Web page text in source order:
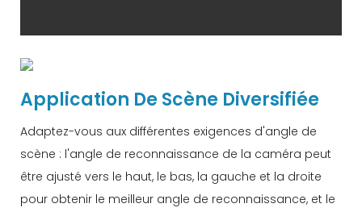
Application De Scène Diversifiée
Adaptez-vous aux différentes exigences d'angle de
scène : l'angle de reconnaissance de la caméra peut
être ajusté vers le haut, le bas, la gauche et la droite
pour obtenir le meilleur angle de reconnaissance, et le